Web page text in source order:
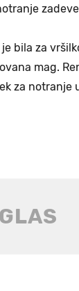
bila za
mag.
za notranje